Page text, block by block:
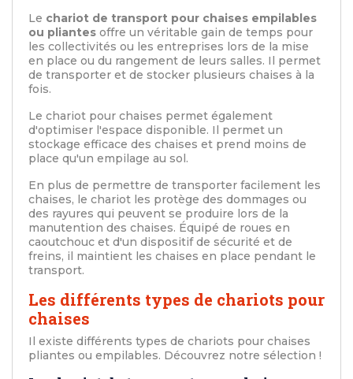
Le chariot de transport pour chaises empilables
ou pliantes offre un véritable gain de temps pour
les collectivités ou les entreprises lors de la mise
en place ou du rangement de leurs salles. Il permet
de transporter et de stocker plusieurs chaises à la
fois.
Le chariot pour chaises permet également
d'optimiser l'espace disponible. Il permet un
stockage efficace des chaises et prend moins de
place qu'un empilage au sol.
En plus de permettre de transporter facilement les
chaises, le chariot les protège des dommages ou
des rayures qui peuvent se produire lors de la
manutention des chaises. Équipé de roues en
caoutchouc et d'un dispositif de sécurité et de
freins, il maintient les chaises en place pendant le
transport.
Les différents types de chariots pour
chaises
Il existe différents types de chariots pour chaises
pliantes ou empilables. Découvrez notre sélection !